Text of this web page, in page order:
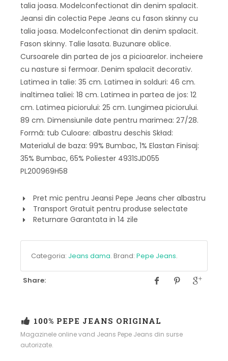
talia joasa. Modelconfectionat din denim spalacit.
Jeansi din colectia Pepe Jeans cu fason skinny cu
talia joasa. Modelconfectionat din denim spalacit.
Fason skinny. Talie lasata. Buzunare oblice.
Cursoarele din partea de jos a picioarelor. incheiere
cu nasture si fermoar. Denim spalacit decorativ.
Latimea in talie: 35 cm. Latimea in solduri: 46 cm.
inaltimea taliei: 18 cm. Latimea in partea de jos: 12
cm. Latimea piciorului: 25 cm. Lungimea piciorului.
89 cm. Dimensiunile date pentru marimea: 27/28.
Formă: tub Culoare: albastru deschis Skład:
Materialul de baza: 99% Bumbac, 1% Elastan Finisaj:
35% Bumbac, 65% Poliester 4931SJD055
PL200969H58
Pret mic pentru Jeansi Pepe Jeans cher albastru
Transport Gratuit pentru produse selectate
Returnare Garantata in 14 zile
Categoria: Jeans dama. Brand: Pepe Jeans.
Share:
100% PEPE JEANS ORIGINAL
Magazinele online vand Jeans Pepe Jeans din surse
autorizate.